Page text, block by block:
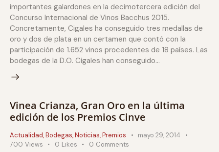
importantes galardones en la decimotercera edición del
Concurso Internacional de Vinos Bacchus 2015.
Concretamente, Cigales ha conseguido tres medallas de
oro y dos de plata en un certamen que contó con la
participación de 1.652 vinos procedentes de 18 países. Las
bodegas de la D.O. Cigales han conseguido…
Vinea Crianza, Gran Oro en la última
edición de los Premios Cinve
Actualidad,Bodegas,Noticias,Premios
mayo 29, 2014
700 Views 0 Likes 0 Comments